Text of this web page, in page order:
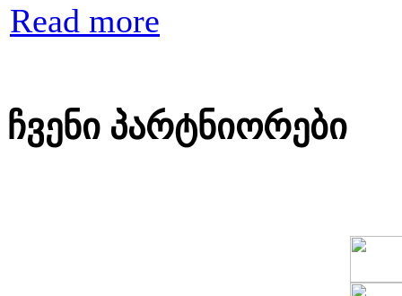
Read more
ჩვენი პარტნიორები